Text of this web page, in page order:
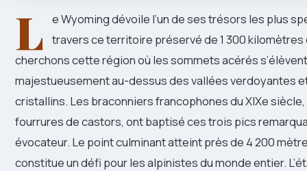
L e Wyoming dévoile l’un de ses trésors les plus
travers ce territoire préservé de 1 300 kilomètres
cherchons cette région où les sommets acérés s’élèvent
majestueusement au-dessus des vallées verdoyantes
cristallins. Les braconniers francophones du XIXe
fourrures de castors, ont baptisé ces trois pics
évocateur. Le point culminant atteint près de 4 200
constitue un défi pour les alpinistes du monde entier.